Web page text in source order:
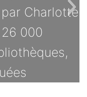
Charlotte
000